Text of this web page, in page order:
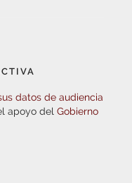
datos de audiencia
apoyo del Gobierno